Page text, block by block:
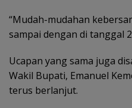
“Mudah-mudahan
sampai dengan di tanggal
Ucapan yang sama juga
Wakil Bupati, Emanuel
terus berlanjut.